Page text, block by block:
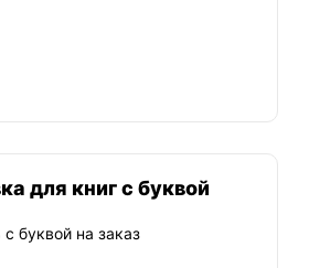
для книг с буквой